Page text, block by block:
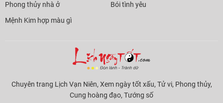
Phong thủy nhà ở
Mệnh Kim hợp màu gì
Bói tình yêu
Chuyên trang Lịch Vạn Niên, Xem ngày tốt xấu, Tử vi, Phong thủy,
Cung hoàng đạo, Tướng số